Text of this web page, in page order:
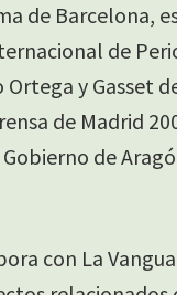
de Barcelona,
de
y Gasset
de Madrid
de
con La